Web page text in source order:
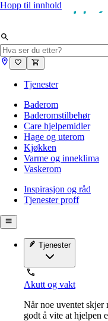
Hopp til innhold
Tjenester
Baderom
Baderomstilbehør
Care hjelpemidler
Hage og uterom
Kjøkken
Varme og inneklima
Vaskerom
Inspirasjon og råd
Tjenester proff
Tjenester
Akutt og vakt
Når noe uventet skjer
godt å vite at hjelpen